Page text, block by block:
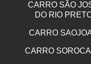
CARRO SÃO
DO RIO
CARRO
CARRO